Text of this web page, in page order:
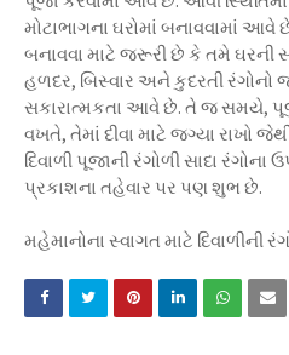
મોટાભાગના ઘરોમાં બનાવવામાં આવે
બનાવવા માટે જરૂરી છે કે તમે ઘરની
હળદર, બિસ્વાર અને કુદરતી રંગોનો
સકારાત્મકતા આવે છે. તે જ સમયે,
વખતે, તેમાં દીવા માટે જગ્યા રાખો
દિવાળી પૂજાની રંગોળી સાદા
પ્રકાશના તહેવાર પર પણ શુભ છે.
મહેમાનોના સ્વાગત માટે દિવાળીની